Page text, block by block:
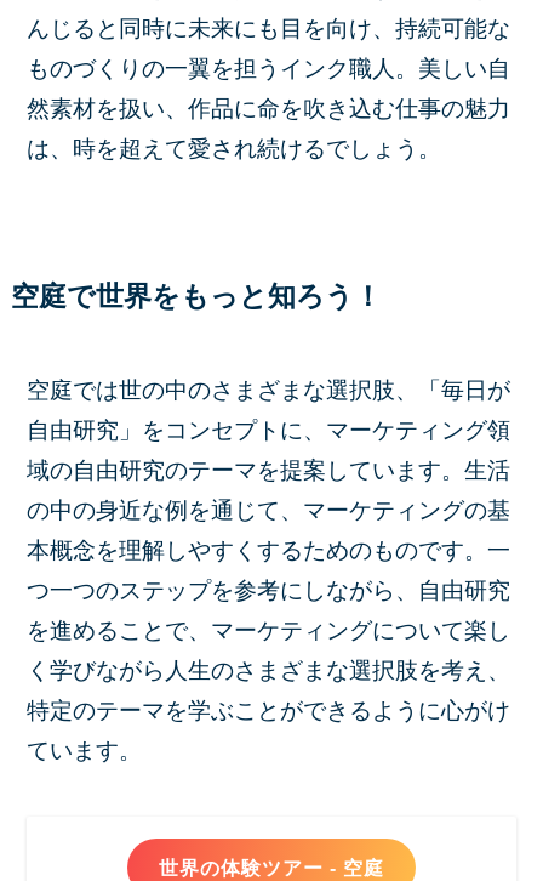
んじると同時に未来にも目を向け、持続可能な
ものづくりの一翼を担うインク職人。美しい自
然素材を扱い、作品に命を吹き込む仕事の魅力
は、時を超えて愛され続けるでしょう。
空庭で世界をもっと知ろう！
空庭では世の中のさまざまな選択肢、「毎日が
自由研究」をコンセプトに、マーケティング領
域の自由研究のテーマを提案しています。生活
の中の身近な例を通じて、マーケティングの基
本概念を理解しやすくするためのものです。一
つ一つのステップを参考にしながら、自由研究
を進めることで、マーケティングについて楽し
く学びながら人生のさまざまな選択肢を考え、
特定のテーマを学ぶことができるように心がけ
ています。
世界の体験ツアー - 空庭